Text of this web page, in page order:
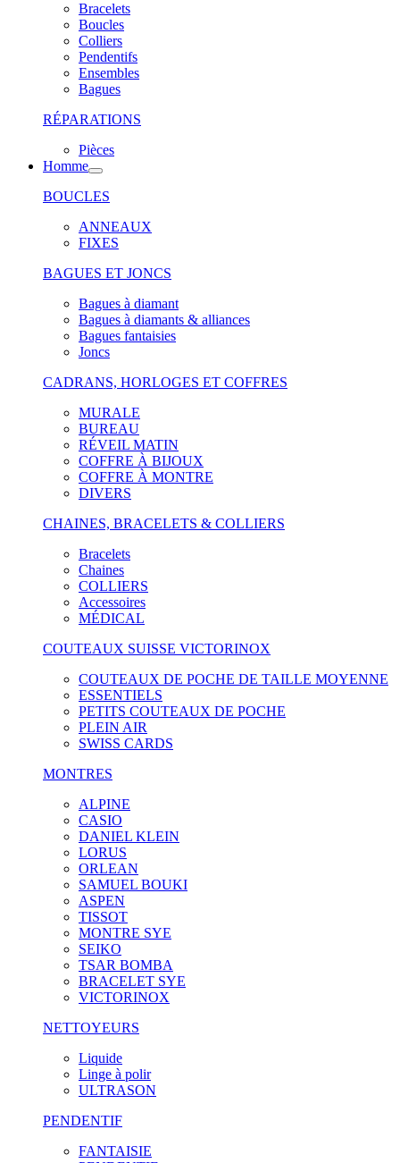
Bracelets
Boucles
Colliers
Pendentifs
Ensembles
Bagues
RÉPARATIONS
Pièces
Homme
BOUCLES
ANNEAUX
FIXES
BAGUES ET JONCS
Bagues à diamant
Bagues à diamants & alliances
Bagues fantaisies
Joncs
CADRANS, HORLOGES ET COFFRES
MURALE
BUREAU
RÉVEIL MATIN
COFFRE À BIJOUX
COFFRE À MONTRE
DIVERS
CHAINES, BRACELETS & COLLIERS
Bracelets
Chaines
COLLIERS
Accessoires
MÉDICAL
COUTEAUX SUISSE VICTORINOX
COUTEAUX DE POCHE DE TAILLE MOYENNE
ESSENTIELS
PETITS COUTEAUX DE POCHE
PLEIN AIR
SWISS CARDS
MONTRES
ALPINE
CASIO
DANIEL KLEIN
LORUS
ORLEAN
SAMUEL BOUKI
ASPEN
TISSOT
MONTRE SYE
SEIKO
TSAR BOMBA
BRACELET SYE
VICTORINOX
NETTOYEURS
Liquide
Linge à polir
ULTRASON
PENDENTIF
FANTAISIE